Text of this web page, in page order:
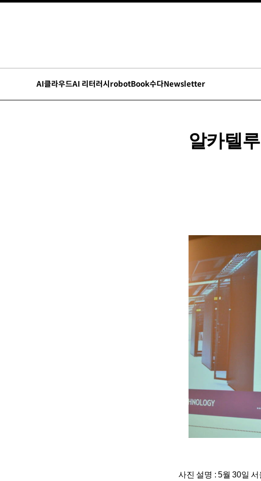
AI클라우드AI 리터러시robotBook수다Newsletter
알카텔
사진 설명 : 5월 30일 서